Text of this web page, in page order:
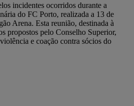
incidentes ocorridos durante a
do FC Porto, realizada a 13 de
Arena. Esta reunião, destinada à
propostos pelo Conselho Superior,
e coação contra sócios do